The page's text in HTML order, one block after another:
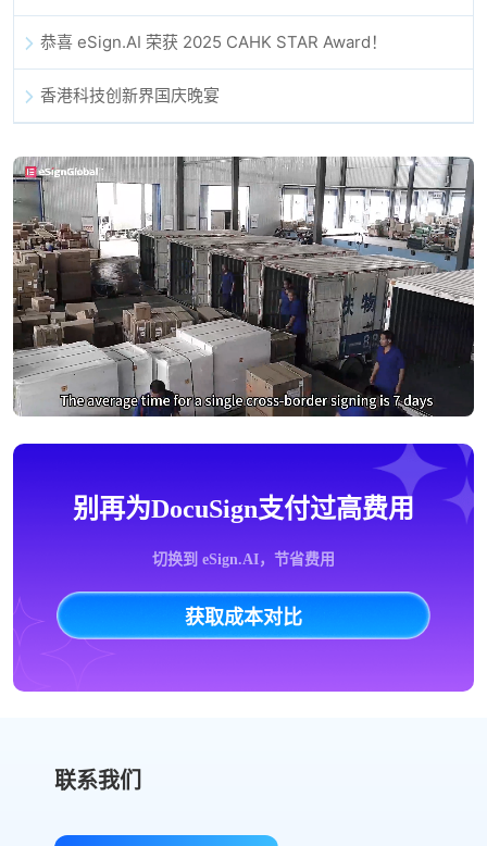
恭喜 eSign.AI 荣获 2025 CAHK STAR Award！
香港科技创新界国庆晚宴
别再为DocuSign支付过高费用
切换到 eSign.AI，节省费用
获取成本对比
联系我们